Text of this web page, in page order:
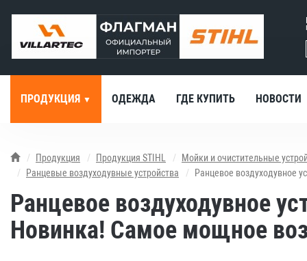
ПРОДУКЦИЯ ОДЕЖДА ГДЕ КУПИТЬ НОВОСТИ
Продукция Продукция STIHL
Мойки и очистительные
Ранцевые воздуходувные устройства
Ранцевое воздуходувное
Ранцевое воздуходувное
Новинка! Самое мощное